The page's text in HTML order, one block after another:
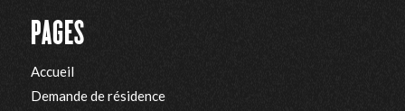
PAGES
Accueil
Demande de résidence